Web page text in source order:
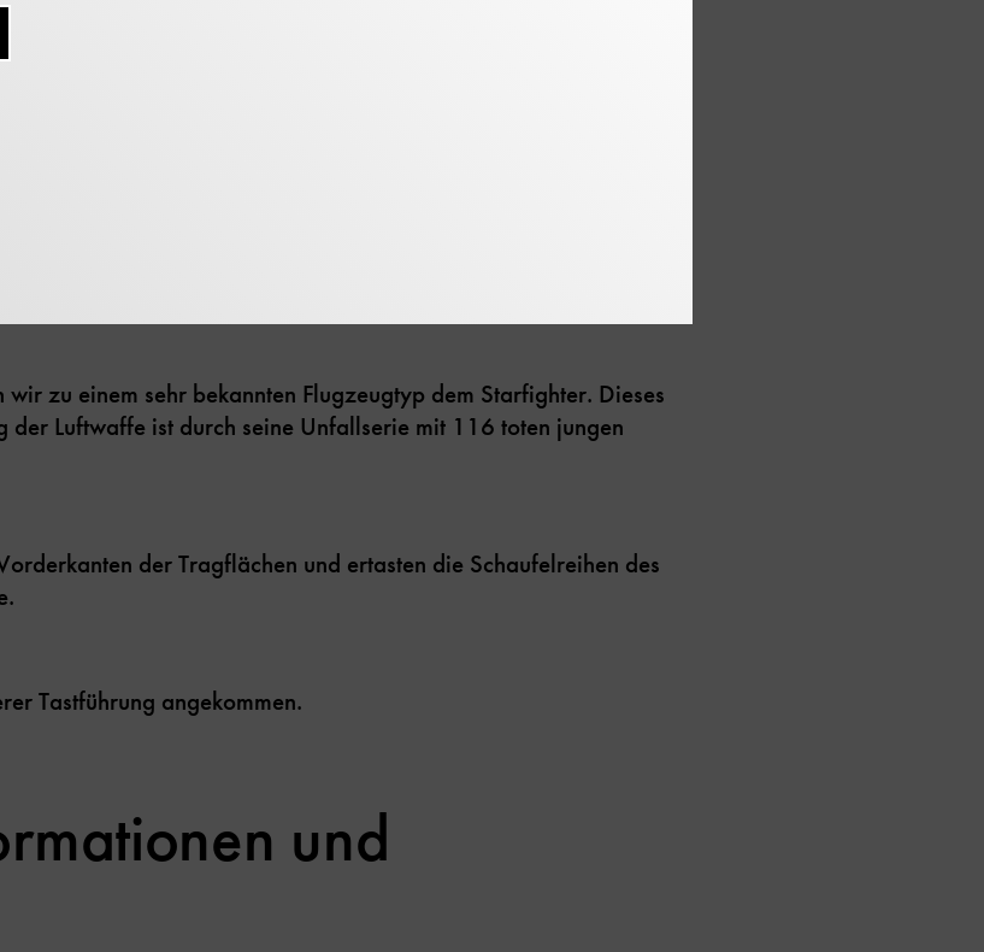
auch von innen kennenlernen.
hören wir den Startvorgang eines Strahltriebwerkes, Sie
zu einem sehr bekannten Flugzeugtyp dem Starfighter. Dieses
der Luftwaffe ist durch seine Unfallserie mit 116 toten jungen
der Tragflächen und ertasten die Schaufelreihen des
Tastführung angekommen.
und